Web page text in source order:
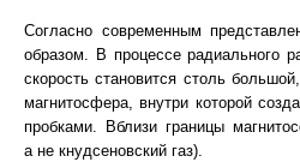
Согласно современным
образом. В процессе радиального
скорость становится столь
магнитосфера, внутри которой
пробками. Вблизи границы
а не кнудсеновский газ).